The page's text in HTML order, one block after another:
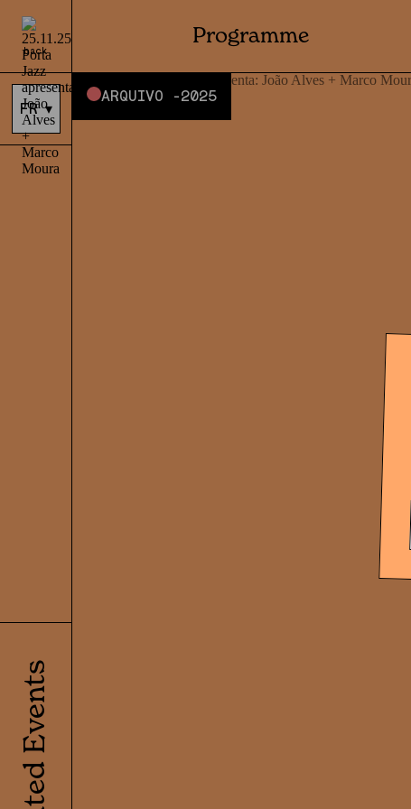
back
Programme
FR ▾
ARQUIVO -2025
Related Events